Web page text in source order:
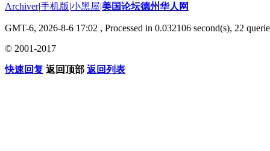
Archiver|手机版|小黑屋|美国论坛德州华人网
GMT-6, 2026-8-6 17:02 , Processed in 0.032106 second(s), 22
© 2001-2017
快速回复 返回顶部 返回列表